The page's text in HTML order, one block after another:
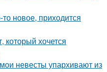
новое, приходится
который хочется
невесты упархивают из